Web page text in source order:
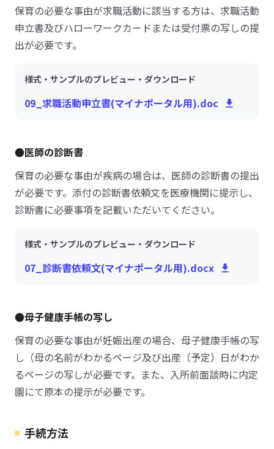
保育の必要な事由が求職活動に該当する方は、求職活動
申立書及びハローワークカードまたは受付票の写しの提
出が必要です。
様式・サンプルのプレビュー・ダウンロード
09_求職活動申立書(マイナポータル用).doc
●医師の診断書
保育の必要な事由が疾病の場合は、医師の診断書の提出
が必要です。添付の診断書依頼文を医療機関に提示し、
診断書に必要事項を記載いただいてください。
様式・サンプルのプレビュー・ダウンロード
07_診断書依頼文(マイナポータル用).docx
●母子健康手帳の写し
保育の必要な事由が妊娠出産の場合、母子健康手帳の写
し（母の名前がわかるページ及び出産（予定）日がわか
るページの写しが必要です。また、入所前面談時に内定
園にて原本の提示が必要です。
手続方法